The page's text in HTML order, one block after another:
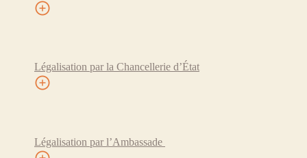
Légalisation par la Chancellerie d’État
Légalisation par l’Ambassade